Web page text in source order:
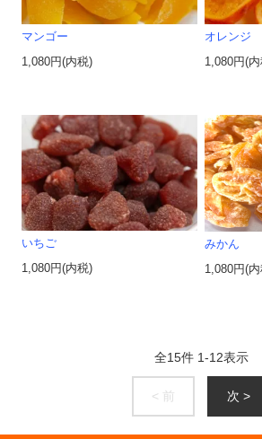
マンゴー
1,080円(内税)
オレンジ
1,080円(
いちご
1,080円(内税)
みかん
1,080円(
全15件 1-12表示
< 前 次 >